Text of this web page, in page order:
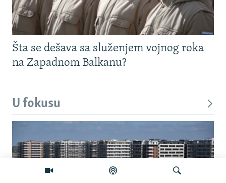
Šta se dešava sa služenjem vojnog roka
na Zapadnom Balkanu?
U fokusu